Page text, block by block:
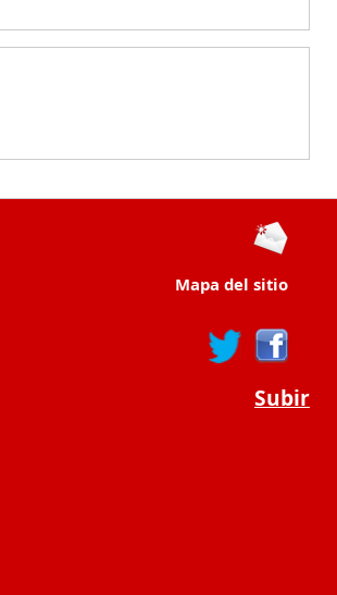
Mapa del sitio
Subir